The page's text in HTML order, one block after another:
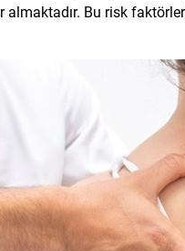
almaktadır. Bu risk